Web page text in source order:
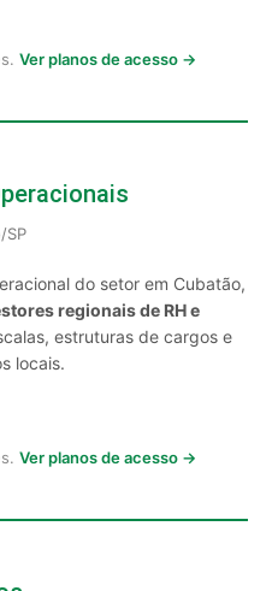
Ver planos de acesso →
SP
do setor em Cubatão,
regionais de RH e
estruturas de cargos e
locais.
Ver planos de acesso →